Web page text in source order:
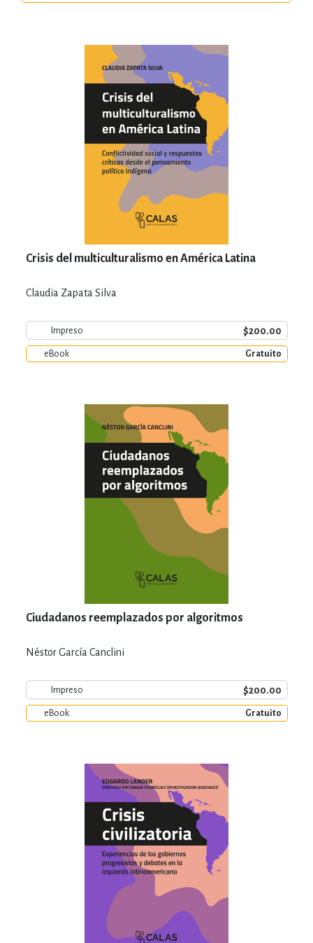
Crisis del multiculturalismo en América Latina
Claudia Zapata Silva
Impreso $200.00
eBook Gratuito
Ciudadanos reemplazados por algoritmos
Néstor García Canclini
Impreso $200.00
eBook Gratuito